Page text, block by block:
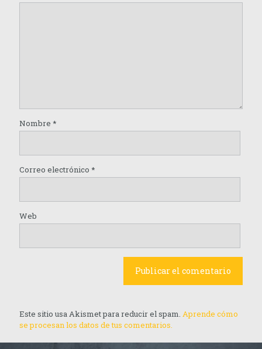
Nombre *
Correo electrónico *
Web
Este sitio usa Akismet para reducir el spam. Aprende cómo
se procesan los datos de tus comentarios.